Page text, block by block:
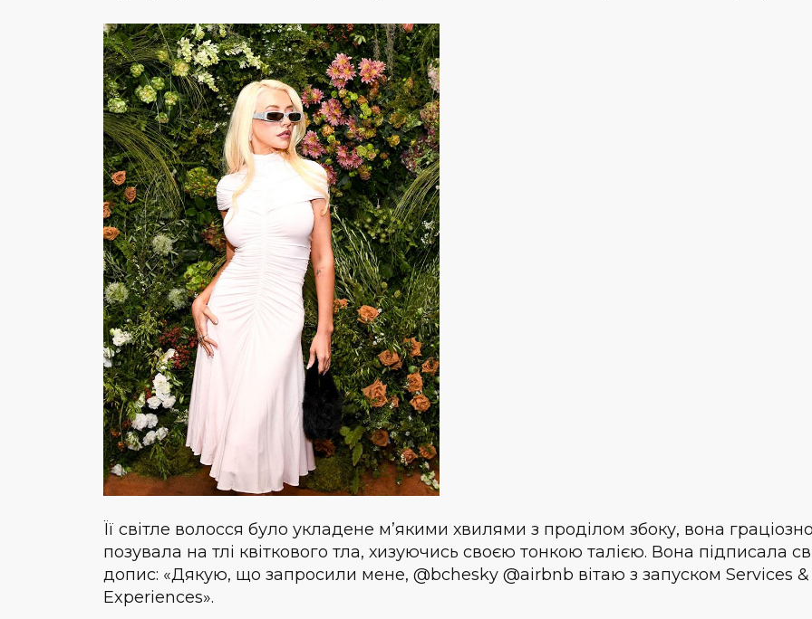
Її світле волосся було укладене м’якими хвилями з проділом збоку, вона
позувала на тлі квіткового тла, хизуючись своєю тонкою талією. Вона підписала
допис: «Дякую, що запросили мене, @bchesky @airbnb вітаю з запуском Services &
Experiences».